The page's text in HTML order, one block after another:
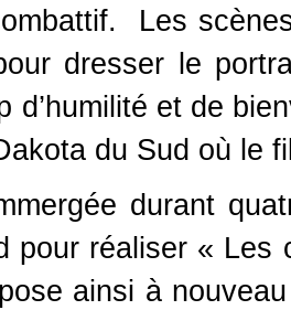
Les
dresser le
d’humilité et de
du Sud où le
durant
pour réaliser « Les
ainsi à